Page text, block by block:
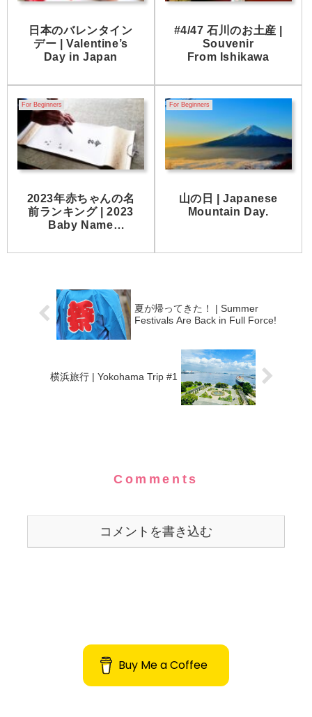
日本のバレンタイン
デー | Valentine’s
Day in Japan
#4/47 石川のお土産 |
Souvenir
From Ishikawa
For Beginners
2023年赤ちゃんの名
前ランキング | 2023
Baby Name
For Beginners
山の日 | Japanese
Mountain Day.
夏が帰ってきた！ | Summer
Festivals Are Back in Full Force!
横浜旅行 | Yokohama Trip #1
Comments
コメントを書き込む
Buy Me a Coffee